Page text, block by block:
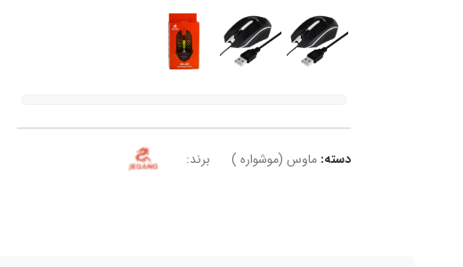
دسته: ماوس (موشواره ) برند: